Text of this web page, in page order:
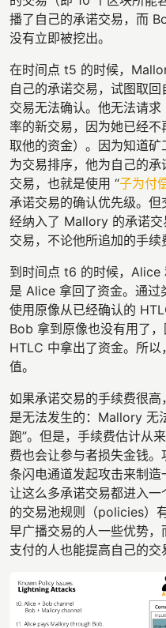
播了自己的承诺交易，而
没有立即被挖出。
在时间点 t5 的时候，
自己的承诺交易，试图取
交易无法确认。他无法请
率的新交易，因为她已经
取他的资金）。因为知道
为交易排序，他为自己的
交易，也就是使用 “子为付
承诺交易的确认优先级。
经纳入了 Mallory 的承诺
交易，不论他所追加的手续
到时间点 t6 的时候，Alice
是 Alice 拿回了资金。通
使用原像从已经确认的
Bob 拿到原像也没有用了
HTLC 中拿出了资金。所
值。
如果承诺交易的手续费很
是无法发生的：Mallory 无
跑”。但是，手续费估计从
费也会让参与者损失金钱
条闪电通道发起攻击来制
让这么多承诺交易都进入一
的交易池规则（policies）
早广播交易的人一些优势
支付的人也能提高自己的交